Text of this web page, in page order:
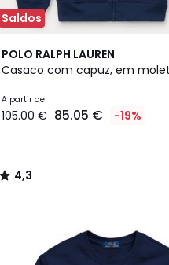
Saldos
POLO RALPH LAUREN
Casaco com capuz, em
A partir de
105.00 € 85.05 € -19%
4,3
/ 5
2
Cores
4,3
/